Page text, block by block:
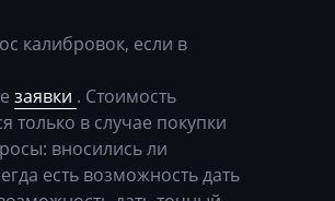
калибровок, если в
заявки . Стоимость
только в случае покупки
вносились ли
есть возможность дать